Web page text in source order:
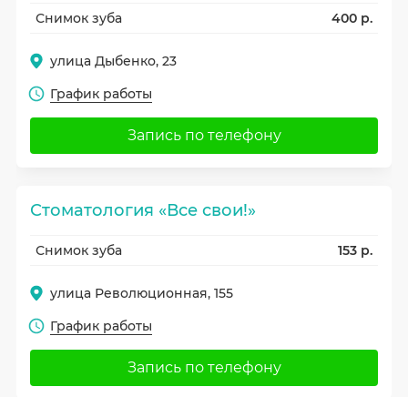
Снимок зуба 400 р.
улица Дыбенко, 23
График работы
Запись по телефону
Стоматология «Все свои!»
Снимок зуба 153 р.
улица Революционная, 155
График работы
Запись по телефону